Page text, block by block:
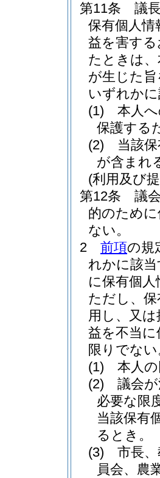
第11条
議
保有個人
益を害す
たときは
が生じた
いずれか
(1)
本人
保護する
(2)
当該
が含まれ
(利用及び
第12条
議
的のため
ない。
2
前項の規
れかに該
に保有個
ただし、
用し、又
益を不当
限りでな
(1)
本人
(2)
議会
必要な限
当該保有
るとき。
(3)
市長
員会、農